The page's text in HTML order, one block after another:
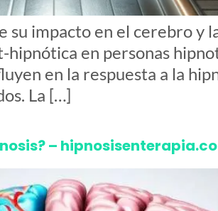
su impacto en el cerebro y
en personas
en la respuesta a la
La […]
–